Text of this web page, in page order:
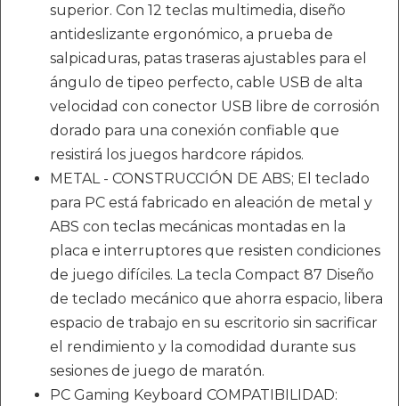
superior. Con 12 teclas multimedia, diseño
antideslizante ergonómico, a prueba de
salpicaduras, patas traseras ajustables para el
ángulo de tipeo perfecto, cable USB de alta
velocidad con conector USB libre de corrosión
dorado para una conexión confiable que
resistirá los juegos hardcore rápidos.
METAL - CONSTRUCCIÓN DE ABS; El teclado
para PC está fabricado en aleación de metal y
ABS con teclas mecánicas montadas en la
placa e interruptores que resisten condiciones
de juego difíciles. La tecla Compact 87 Diseño
de teclado mecánico que ahorra espacio, libera
espacio de trabajo en su escritorio sin sacrificar
el rendimiento y la comodidad durante sus
sesiones de juego de maratón.
PC Gaming Keyboard COMPATIBILIDAD: